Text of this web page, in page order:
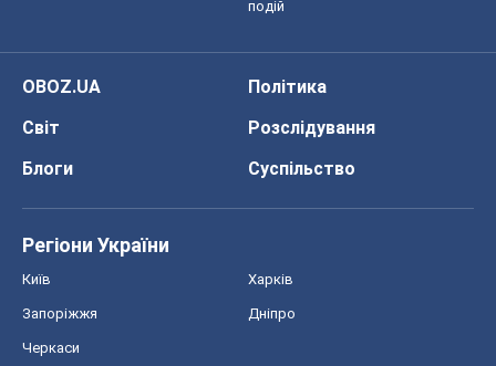
подій
OBOZ.UA
Політика
Світ
Розслідування
Блоги
Суспільство
Регіони України
Київ Харків
Запоріжжя Дніпро
Черкаси